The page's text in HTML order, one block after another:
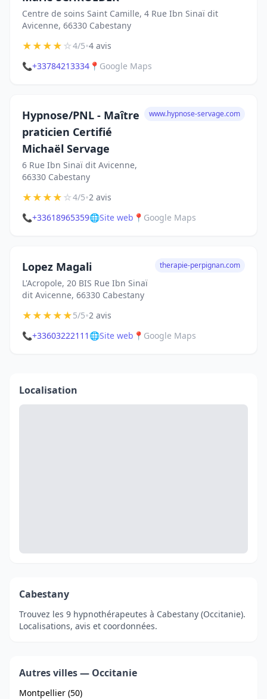
Centre de soins Saint Camille, 4 Rue Ibn Sinaï dit
Avicenne, 66330 Cabestany
★★★★☆4/5•4 avis
📞+33784213334 📍 Google Maps
Hypnose/PNL - Maître
praticien Certifié
Michaël Servage
6 Rue Ibn Sinaï dit Avicenne,
66330 Cabestany
www.hypnose-servage.com
★★★★☆4/5•2 avis
📞+33618965359🌐Site web 📍 Google Maps
Lopez Magali
L'Acropole, 20 BIS Rue Ibn Sinaï
dit Avicenne, 66330 Cabestany
therapie-perpignan.com
★★★★★5/5•2 avis
📞+33603222111 🌐Site web 📍 Google Maps
Localisation
Cabestany
Trouvez les 9 hypnothérapeutes à Cabestany (Occitanie).
Localisations, avis et coordonnées.
Autres villes — Occitanie
Montpellier (50)